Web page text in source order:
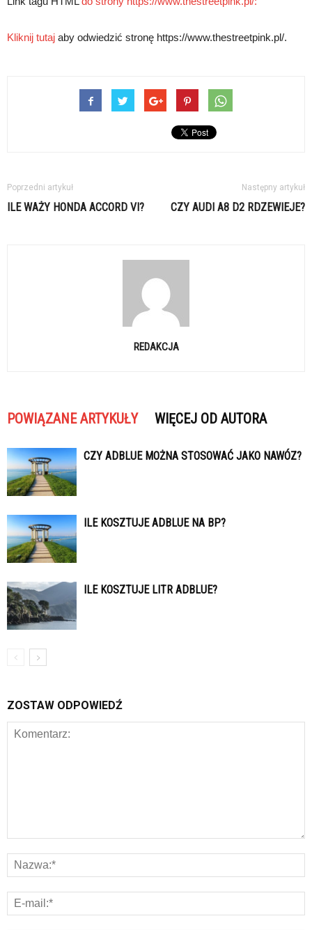
Kliknij tutaj aby odwiedzić stronę https://www.thestreetpink.pl/.
Poprzedni artykuł
ILE WAŻY HONDA ACCORD VI?
Następny artykuł
CZY AUDI A8 D2 RDZEWIEJE?
REDAKCJA
POWIĄZANE ARTYKUŁY WIĘCEJ OD AUTORA
CZY ADBLUE MOŻNA STOSOWAĆ JAKO NAWÓZ?
ILE KOSZTUJE ADBLUE NA BP?
ILE KOSZTUJE LITR ADBLUE?
ZOSTAW ODPOWIEDŹ